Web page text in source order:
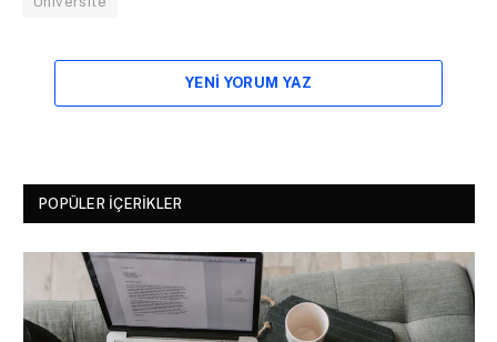
YENI YORUM YAZ
POPÜLER İÇERIKLER